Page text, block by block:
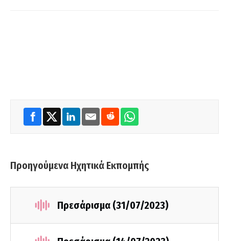
Προηγούμενα Ηχητικά Εκπομπής
Πρεσάρισμα (31/07/2023)